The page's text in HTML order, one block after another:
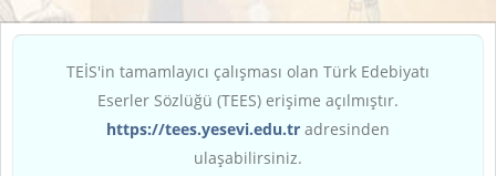
TEİS'in tamamlayıcı çalışması olan Türk Edebiyatı
Eserler Sözlüğü (TEES) erişime açılmıştır.
https://tees.yesevi.edu.tr adresinden
ulaşabilirsiniz.